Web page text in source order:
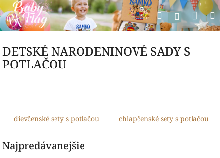
Prejsť
na
obsah
Hľadať
DETSKÉ NARODENINOVÉ SADY S
POTLAČOU
dievčenské sety s potlačou chlapčenské sety s potlačou
Najpredávanejšie